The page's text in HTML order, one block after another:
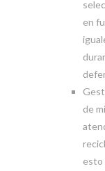
en
de
esto